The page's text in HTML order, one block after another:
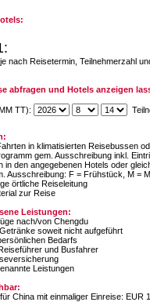
je nach Reisetermin, Teilnehmerzahl
abfragen und Hotels anzeigen
TT):
in klimatisierten Reisebussen
gem. Ausschreibung inkl.
in den angegebenen Hotels oder
Ausschreibung: F = Frühstück, M =
örtliche Reiseleitung
zur Reise
Leistungen:
nach/von Chengdu
soweit nicht aufgeführt
Bedarfs
und Busfahrer
Leistungen
China mit einmaliger Einreise: EUR